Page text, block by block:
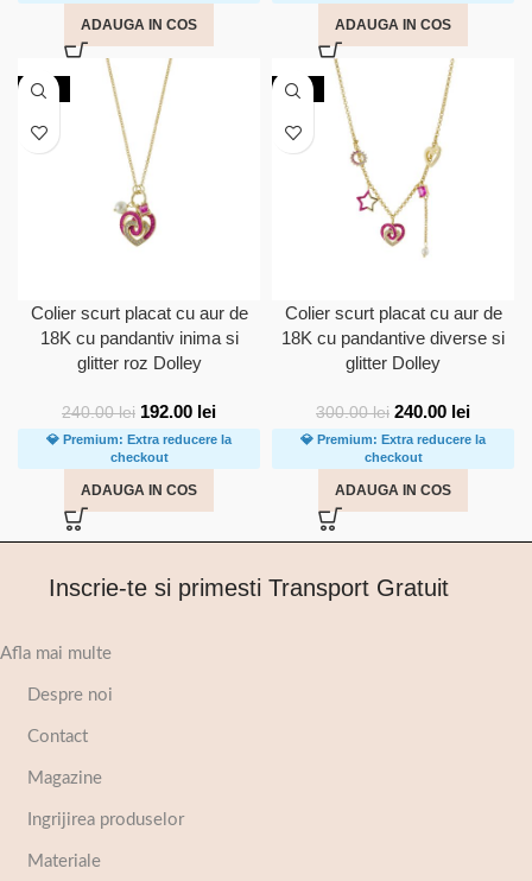
ADAUGA IN COS ADAUGA IN COS
-20%
Colier scurt placat cu aur de
18K cu pandantiv inima si
glitter roz Dolley
240.00lei 192.00 lei
💎 Premium: Extra reducere la
checkout
ADAUGA IN COS
-20%
Colier scurt placat cu aur de
18K cu pandantive diverse si
glitter Dolley
300.00lei 240.00 lei
💎 Premium: Extra reducere la
checkout
ADAUGA IN COS
Inscrie-te si primesti Transport Gratuit
Afla mai multe
Despre noi
Contact
Magazine
Ingrijirea produselor
Materiale